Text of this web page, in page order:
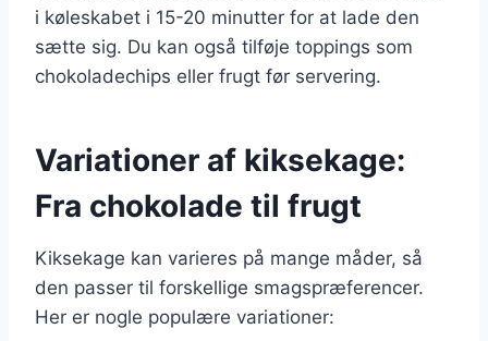
i køleskabet i 15-20 minutter for at lade den
sætte sig. Du kan også tilføje toppings som
chokoladechips eller frugt før servering.
Variationer af kiksekage:
Fra chokolade til frugt
Kiksekage kan varieres på mange måder, så
den passer til forskellige smagspræferencer.
Her er nogle populære variationer: